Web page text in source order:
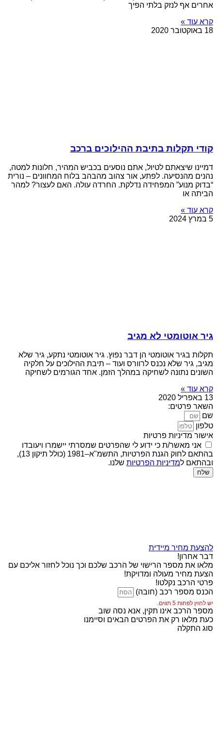
אחרים אף לנזק בלתי הפיך
קרא עוד »
18 באוקטובר 2020
קודי תקלות בתיבת ההילוכים ברכב
דמיינו שיצאתם לטיול, אתם נוסעים בכביש המהיר, חלונות למטה,
נהנים מהנסיעה. לפתע, אור צהוב מהבהב בלוח המחוונים – נורית
“בדוק מנוע” המפחידה נדלקת. החרדה עולה. האם לעצור? למהר
הביתה או
קרא עוד »
5 במרץ 2024
גיר אוטומטי לא מגיב
תקלות בגיר אוטומטי הן דבר נפוץ. גיר אוטומטי נתקע, גיר שלא
מגיב, גיר שלא נכנס לרוורס ועוד – תיבת ההילוכים על חלקיה
השונים נתונה לשחיקה במהלך הזמן. אחד הגורמים לשחיקה
קרא עוד »
13 באפריל 2020
השאר פרטים:
שם
טלפון
אישור מדיניות פרטיות
אני מאשר/ת כי ידוע לי שהפרטים שמסרתי יישמרו ויעובדו
בהתאם לחוק הגנת הפרטיות, התשמ"א–1981 (כולל תיקון 13),
ובהתאם למדיניות הפרטיות שלנו.
שלח
להצעת מחיר מיידית
דבר אחרון!
מלאו את מספר הרישוי של הרכב שלכם וכך נוכל לחזור אליכם עם
הצעת מחיר מעולה ומדויקת!
פרטי הרכב נקלטו!
הכנס מספר רכב (חובה)
יש להזין לפחות 5 תווים.
מספר הרכב אינו תקין, אנא נסה שוב
כעת מלאו רק את הפרטים הבאים וסיימנו
סוג התקלה